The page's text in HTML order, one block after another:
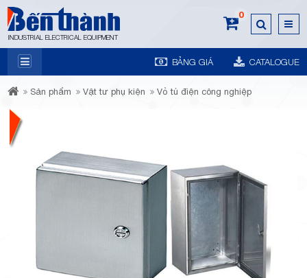
INDUSTRIAL ELECTRICAL EQUIPMENT
0
BẢNG GIÁ CATALOGUE
7A
Trương
Sản phẩm Vật tư phụ kiện Vỏ tủ điện công nghiệp